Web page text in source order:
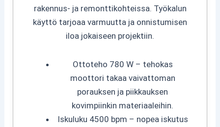
rakennus- ja remonttikohteissa. Työkalun
käyttö tarjoaa varmuutta ja onnistumisen
iloa jokaiseen projektiin.
Ottoteho 780 W – tehokas
moottori takaa vaivattoman
porauksen ja piikkauksen
kovimpiinkin materiaaleihin.
Iskuluku 4500 bpm – nopea iskutus